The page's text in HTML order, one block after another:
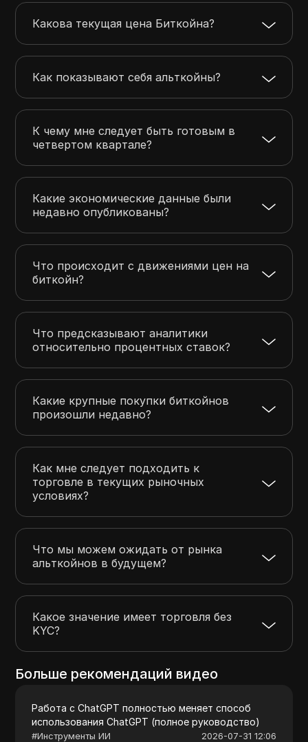
Какова текущая цена Биткойна?
Как показывают себя альткойны?
К чему мне следует быть готовым в
четвертом квартале?
Какие экономические данные были
недавно опубликованы?
Что происходит с движениями цен на
биткойн?
Что предсказывают аналитики
относительно процентных ставок?
Какие крупные покупки биткойнов
произошли недавно?
Как мне следует подходить к
торговле в текущих рыночных
условиях?
Что мы можем ожидать от рынка
альткойнов в будущем?
Какое значение имеет торговля без
KYC?
Больше рекомендаций видео
Работа с ChatGPT полностью меняет способ
использования ChatGPT (полное руководство)
#Инструменты ИИ 2026-07-31 12:06